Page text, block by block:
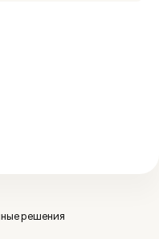
решения